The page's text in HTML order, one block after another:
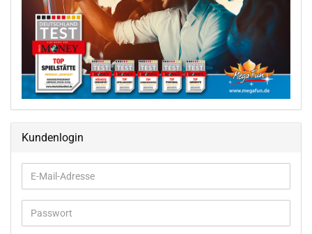
Kundenlogin